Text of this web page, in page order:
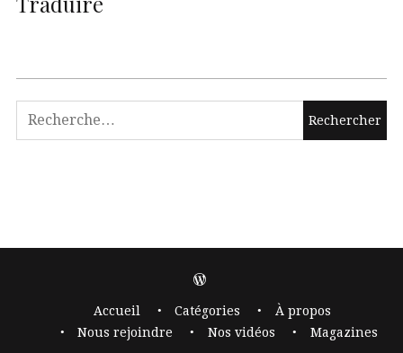
Accueil Catégories
À propos
Nous rejoindre
Nos vidéos Magazines